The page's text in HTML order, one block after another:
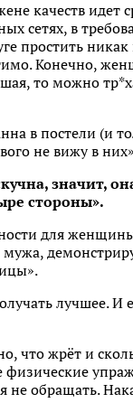
качеств идет
сетях, в
простить
Конечно,
то можно
в постели (и
не вижу в
значит,
стороны».
для
мужа,
лучшее. И
что жрёт и
физические
не обращать.